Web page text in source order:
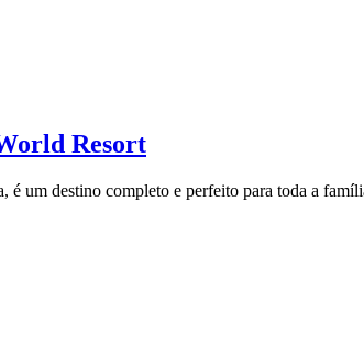
Resort
destino completo e perfeito para toda a